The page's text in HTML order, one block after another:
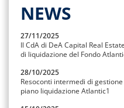
NEWS
27/11/2025
Il CdA di DeA Capital Real
di liquidazione del Fondo
28/10/2025
Resoconti intermedi di
piano liquidazione Atlantic1